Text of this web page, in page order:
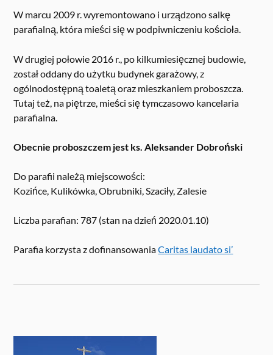
W marcu 2009 r. wyremontowano i urządzono salkę
parafialną, która mieści się w podpiwniczeniu kościoła.
W drugiej połowie 2016 r., po kilkumiesięcznej budowie,
został oddany do użytku budynek garażowy, z
ogólnodostępną toaletą oraz mieszkaniem proboszcza.
Tutaj też, na piętrze, mieści się tymczasowo kancelaria
parafialna.
Obecnie proboszczem jest ks. Aleksander Dobroński
Do parafii należą miejscowości:
Kozińce, Kulikówka, Obrubniki, Szaciły, Zalesie
Liczba parafian: 787 (stan na dzień 2020.01.10)
Parafia korzysta z dofinansowaniaCaritas laudato si’